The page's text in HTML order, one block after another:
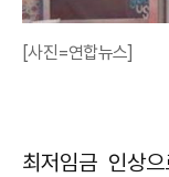
[사진=연합뉴스]
최저임금 인상